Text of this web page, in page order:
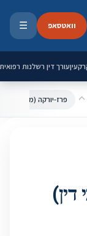
וואטסאפ ☰
עורך דין רשלנות רפואית
פרז-יורקה (משרד